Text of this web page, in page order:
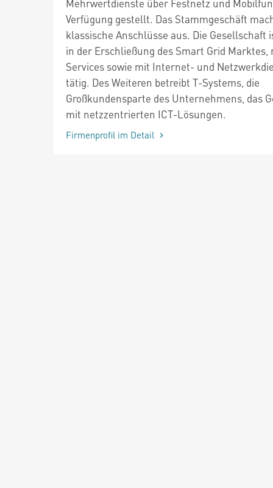
Mehrwertdienste über Festnetz und
Verfügung gestellt. Das Stammgeschäft
klassische Anschlüsse aus. Die Gesellschaft
in der Erschließung des Smart Grid Marktes,
Services sowie mit Internet- und
tätig. Des Weiteren betreibt T-Systems, die
Großkundensparte des Unternehmens, das
mit netzzentrierten ICT-Lösungen.
Firmenprofil im Detail